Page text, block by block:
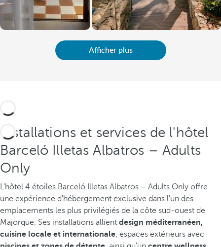
Afficher plus
Installations et services de l'hôtel
Barceló Illetas Albatros – Adults
Only
L'hôtel 4 étoiles Barceló Illetas Albatros – Adults Only offre
une expérience d'hébergement exclusive dans l'un des
emplacements les plus privilégiés de la côte sud-ouest de
Majorque. Ses installations allient design méditerranéen,
cuisine locale et internationale, espaces extérieurs avec